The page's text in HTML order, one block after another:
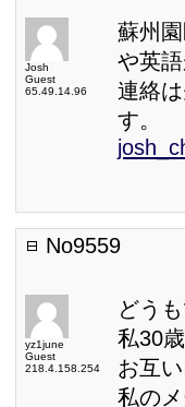
Josh
Guest
65.49.14.96
蘇州
や英語
連絡
す。
No9559
yz1june
Guest
218.4.158.254
どうも
私30
お互
私の